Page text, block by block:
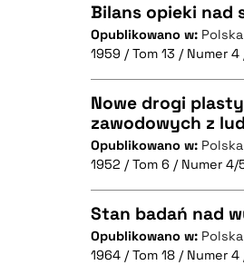
BIBTEX
CZYSTY
BIBTEX
Bilans opieki nad
Opublikowano w:
1959 / Tom 13 / Numer 4
CZYSTY
BIBTEX
Nowe drogi
zawodowych z
Opublikowano w:
1952 / Tom 6 / Numer
CZYSTY
Stan badań nad
Opublikowano w:
1964 / Tom 18 / Numer